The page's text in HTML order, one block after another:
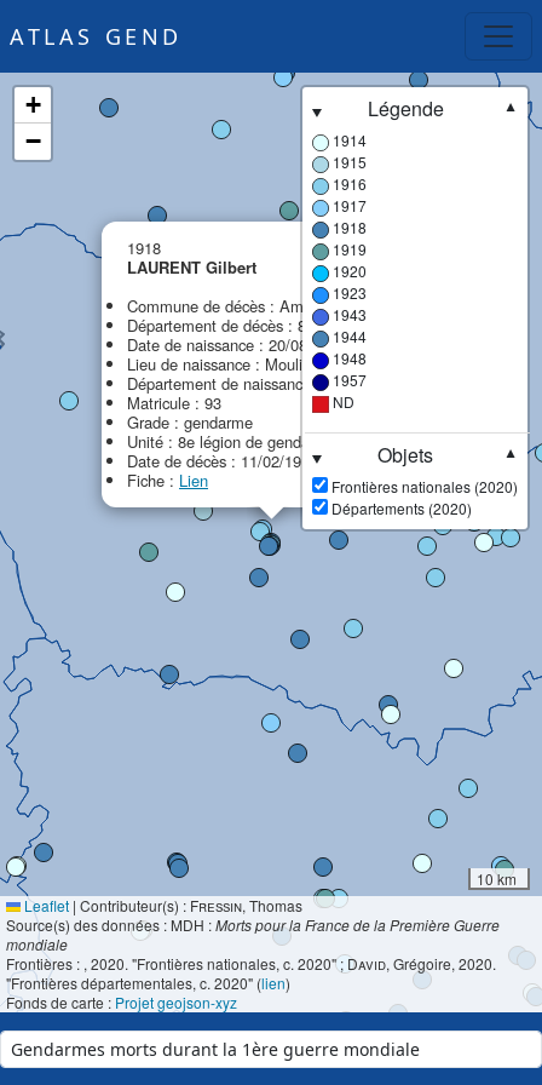
ATLAS GEND
1918
LAURENT Gilbert
Commune de décès : Amiens
Département de décès : 80 - Somme
Date de naissance : 20/08/1879
Lieu de naissance : Moulins
Département de naissance : 03 - Allier
Matricule : 93
Grade : gendarme
Unité : 8e légion de gendarmerie (8e LG)
Date de décès : 11/02/1918
Fiche : Lien
+
−
Légende
▼
1914
1915
1916
1917
1918
1919
1920
1923
1943
1944
1948
1957
ND
Objets
▼
Frontières nationales (2020)
Départements (2020)
10 km
Leaflet | Contributeur(s) : Fressin, Thomas
Source(s) des données : MDH :Morts pour la France de la Première Guerre
mondiale
Frontières : , 2020. "Frontières nationales, c. 2020" ; David, Grégoire, 2020.
"Frontières départementales, c. 2020" (lien)
Fonds de carte : Projet geojson-xyz